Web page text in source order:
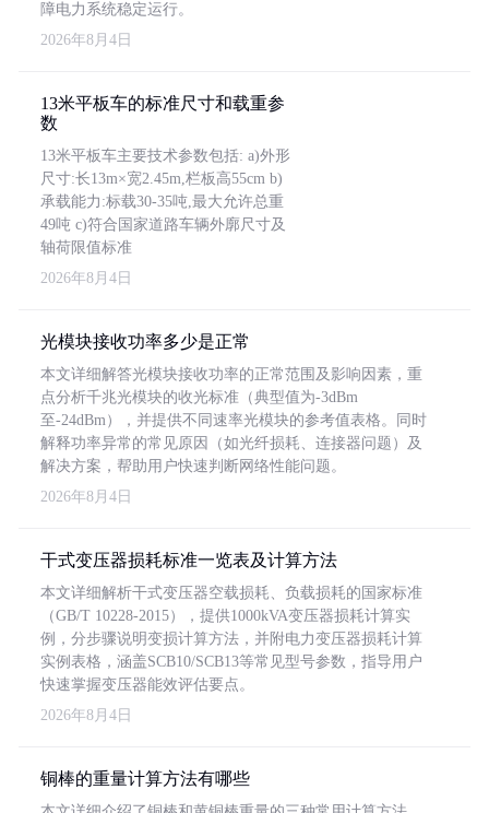
障电力系统稳定运行。
2026年8月4日
13米平板车的标准尺寸和载重参
数
13米平板车主要技术参数包括: a)外形
尺寸:长13m×宽2.45m,栏板高55cm b)
承载能力:标载30-35吨,最大允许总重
49吨 c)符合国家道路车辆外廓尺寸及
轴荷限值标准
2026年8月4日
光模块接收功率多少是正常
本文详细解答光模块接收功率的正常范围及影响因素，重
点分析千兆光模块的收光标准（典型值为-3dBm
至-24dBm），并提供不同速率光模块的参考值表格。同时
解释功率异常的常见原因（如光纤损耗、连接器问题）及
解决方案，帮助用户快速判断网络性能问题。
2026年8月4日
干式变压器损耗标准一览表及计算方法
本文详细解析干式变压器空载损耗、负载损耗的国家标准
（GB/T 10228-2015），提供1000kVA变压器损耗计算实
例，分步骤说明变损计算方法，并附电力变压器损耗计算
实例表格，涵盖SCB10/SCB13等常见型号参数，指导用户
快速掌握变压器能效评估要点。
2026年8月4日
铜棒的重量计算方法有哪些